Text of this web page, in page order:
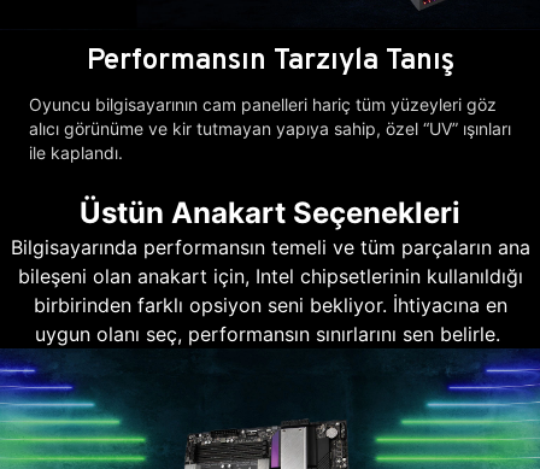
Performansın Tarzıyla Tanış
Oyuncu bilgisayarının cam panelleri hariç tüm yüzeyleri göz
alıcı görünüme ve kir tutmayan yapıya sahip, özel “UV” ışınları
ile kaplandı.
Üstün Anakart Seçenekleri
Bilgisayarında performansın temeli ve tüm parçaların ana
bileşeni olan anakart için, Intel chipsetlerinin kullanıldığı
birbirinden farklı opsiyon seni bekliyor. İhtiyacına en
uygun olanı seç, performansın sınırlarını sen belirle.